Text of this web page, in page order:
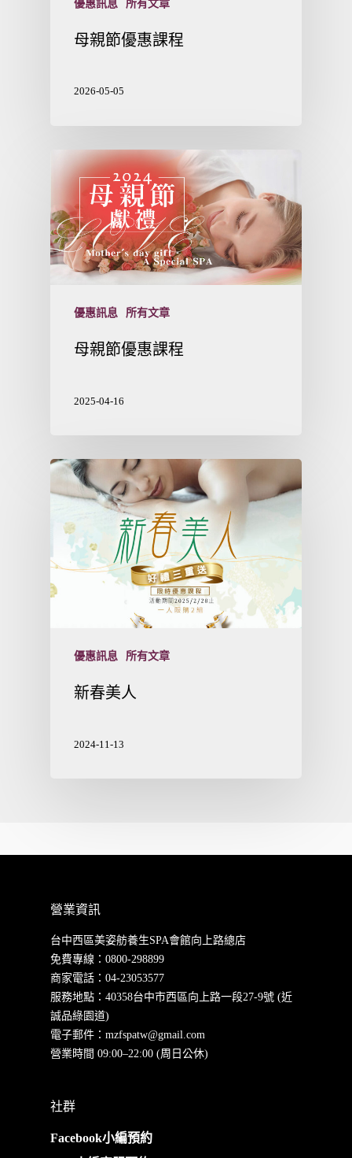
優惠訊息 所有文章
母親節優惠課程
2026-05-05
優惠訊息 所有文章
母親節優惠課程
2025-04-16
優惠訊息 所有文章
新春美人
2024-11-13
營業資訊
台中西區美姿舫養生SPA會館向上路總店
免費專線： 0800-298899
商家電話： 04-23053577
服務地點：40358台中市西區向上路一段27-9號 (近
誠品綠園道)
電子郵件： mzfspatw@gmail.com
營業時間 09:00–22:00 (周日公休)
社群
Facebook小編預約